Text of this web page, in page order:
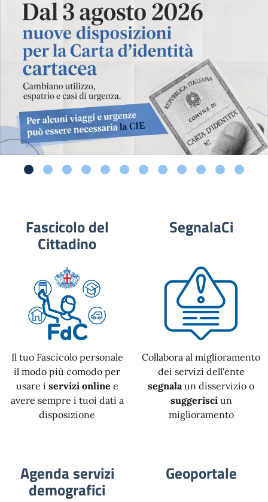
Fascicolo del
Cittadino
Il tuo Fascicolo personale
il modo più comodo per
usare i servizi online e
avere sempre i tuoi dati a
disposizione
SegnalaCi
Collabora al miglioramento
dei servizi dell'ente
segnala un disservizio o
suggerisciun
miglioramento
Agenda servizi
demografici
Geoportale